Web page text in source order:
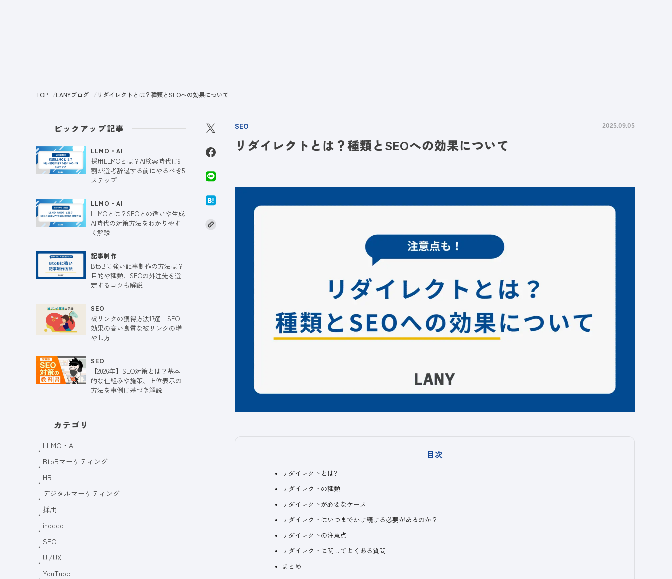
TOP LANYブログ リダイレクトとは？種類とSEOへの効果について
SEO 2025.09.05
リダイレクトとは？種類とSEOへの効果について
目次
リダイレクトとは?
リダイレクトの種類
リダイレクトが必要なケース
リダイレクトはいつまでかけ続ける必要があるのか？
リダイレクトの注意点
リダイレクトに関してよくある質問
まとめ
ピックアップ記事
LLMO・AI
採用LLMOとは？AI検索時代に9
割が選考辞退する前にやるべき5
ステップ
LLMO・AI
LLMOとは？SEOとの違いや生成
AI時代の対策方法をわかりやす
く解説
記事制作
BtoBに強い記事制作の方法は？
目的や種類、SEOの外注先を選
定するコツも解説
SEO
被リンクの獲得方法17選｜SEO
効果の高い良質な被リンクの増
やし方
SEO
【2026年】SEO対策とは？基本
的な仕組みや施策、上位表示の
方法を事例に基づき解説
カテゴリ
LLMO・AI
BtoBマーケティング
HR
デジタルマーケティング
採用
indeed
SEO
UI/UX
YouTube